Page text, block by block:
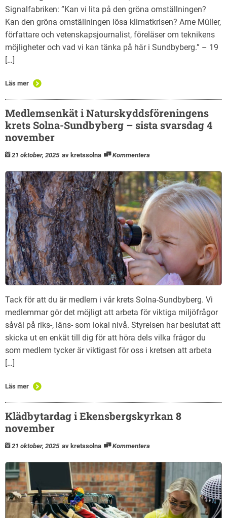
Signalfabriken: ”Kan vi lita på den gröna omställningen?
Kan den gröna omställningen lösa klimatkrisen? Arne Müller,
författare och vetenskapsjournalist, föreläser om teknikens
möjligheter och vad vi kan tänka på här i Sundbyberg.” – 19
[…]
Läs mer
Medlemsenkät i Naturskyddsföreningens
krets Solna-Sundbyberg – sista svarsdag 4
november
21 oktober, 2025 av kretssolna Kommentera
Tack för att du är medlem i vår krets Solna-Sundbyberg. Vi
medlemmar gör det möjligt att arbeta för viktiga miljöfrågor
såväl på riks-, läns- som lokal nivå. Styrelsen har beslutat att
skicka ut en enkät till dig för att höra dels vilka frågor du
som medlem tycker är viktigast för oss i kretsen att arbeta
[…]
Läs mer
Klädbytardag i Ekensbergskyrkan 8
november
21 oktober, 2025 av kretssolna Kommentera